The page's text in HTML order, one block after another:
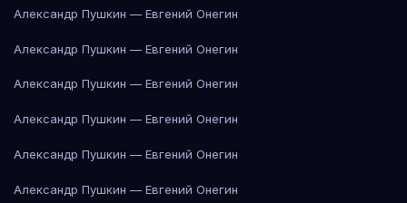
Александр Пушкин — Евгений Онегин
Александр Пушкин — Евгений Онегин
Александр Пушкин — Евгений Онегин
Александр Пушкин — Евгений Онегин
Александр Пушкин — Евгений Онегин
Александр Пушкин — Евгений Онегин